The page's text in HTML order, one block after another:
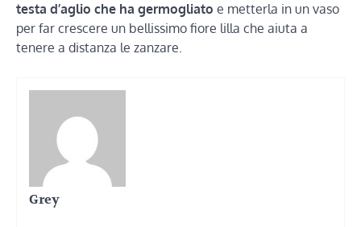
testa d’aglio che ha germogliato e metterla in un vaso
per far crescere un bellissimo fiore lilla che aiuta a
tenere a distanza le zanzare.
Grey